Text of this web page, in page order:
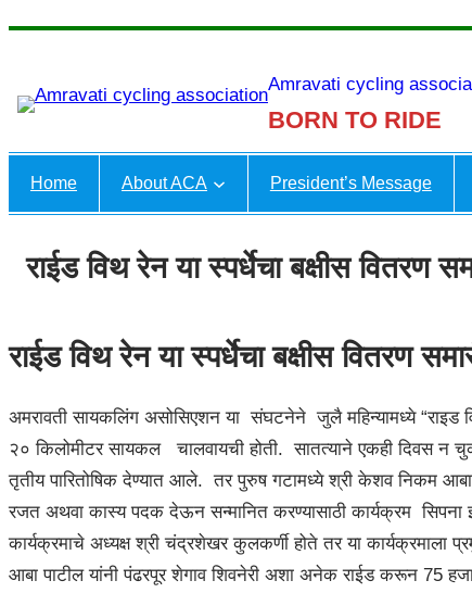
Amravati cycling
BORN TO RIDE
Home About ACA President’s Message
राईड विथ रेन या स्पर्धेचा बक्षीस वितरण
राईड विथ रेन या स्पर्धेचा बक्षीस वितरण
अमरावती सायकलिंग असोसिएशन या संघटनेने जुलै महिन्यामध्ये “राइड
२० किलोमीटर सायकल चालवायची होती. सातत्याने एकही दिवस न
तृतीय पारितोषिक देण्यात आले. तर पुरुष गटामध्ये श्री केशव निकम
रजत अथवा कास्य पदक देऊन सन्मानित करण्यासाठी कार्यक्रम सिपना
कार्यक्रमाचे अध्यक्ष श्री चंद्रशेखर कुलकर्णी होते तर या कार्यक्रमाला
आबा पाटील यांनी पंढरपूर शेगाव शिवनेरी अशा अनेक राईड करून 75